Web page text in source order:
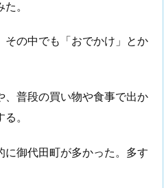
。
の中でも「おでかけ」とか
普段の買い物や食事で出か
。
に御代田町が多かった。多す